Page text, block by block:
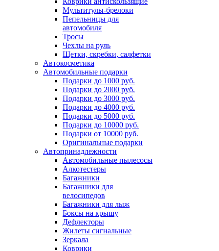
Мультитулы-брелоки
Пепельницы для
автомобиля
Тросы
Чехлы на руль
Щетки, скребки, салфетки
Автокосметика
Автомобильные подарки
Подарки до 1000 руб.
Подарки до 2000 руб.
Подарки до 3000 руб.
Подарки до 4000 руб.
Подарки до 5000 руб.
Подарки до 10000 руб.
Подарки от 10000 руб.
Оригинальные подарки
Автопринадлежности
Автомобильные пылесосы
Алкотестеры
Багажники
Багажники для
велосипедов
Багажники для лыж
Боксы на крышу
Дефлекторы
Жилеты сигнальные
Зеркала
Коврики